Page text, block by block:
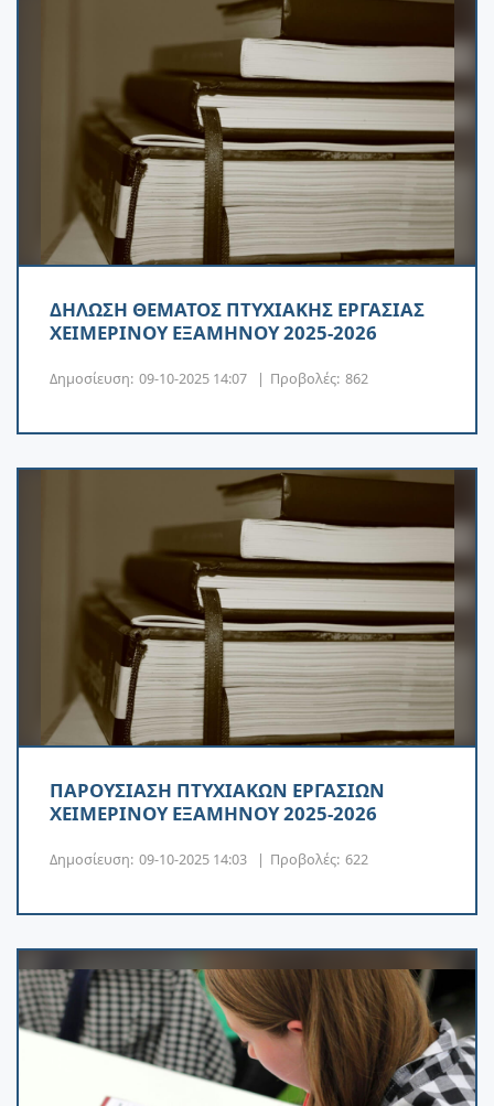
ΔΗΛΩΣΗ ΘΕΜΑΤΟΣ ΠΤΥΧΙΑΚΗΣ ΕΡΓΑΣΙΑΣ
ΧΕΙΜΕΡΙΝΟΥ ΕΞΑΜΗΝΟΥ 2025-2026
Δημοσίευση: 09-10-2025 14:07 | Προβολές: 862
ΠΑΡΟΥΣΙΑΣΗ ΠΤΥΧΙΑΚΩΝ ΕΡΓΑΣΙΩΝ
ΧΕΙΜΕΡΙΝΟΥ ΕΞΑΜΗΝΟΥ 2025-2026
Δημοσίευση: 09-10-2025 14:03 | Προβολές: 622